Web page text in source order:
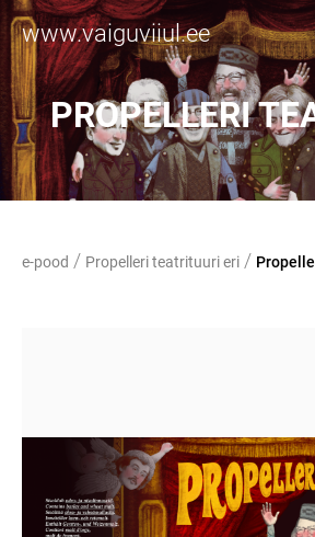
www.vaiguviiul.ee
PROPELLERI
e-pood / Propelleri teatrituuri eri /